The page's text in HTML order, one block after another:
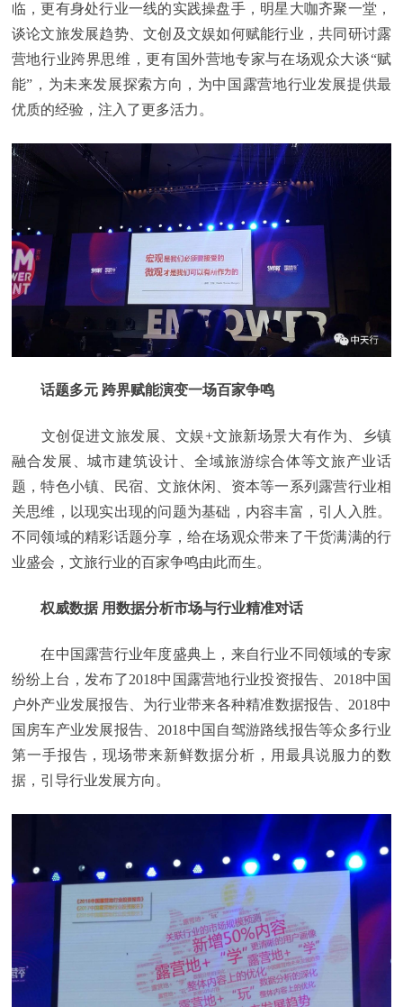
临，更有身处行业一线的实践操盘手，明星大咖齐聚一堂，
谈论文旅发展趋势、文创及文娱如何赋能行业，共同研讨露
营地行业跨界思维，更有国外营地专家与在场观众大谈“赋
能”，为未来发展探索方向，为中国露营地行业发展提供最
优质的经验，注入了更多活力。
话题多元 跨界赋能演变一场百家争鸣
文创促进文旅发展、文娱+文旅新场景大有作为、乡镇
融合发展、城市建筑设计、全域旅游综合体等文旅产业话
题，特色小镇、民宿、文旅休闲、资本等一系列露营行业相
关思维，以现实出现的问题为基础，内容丰富，引人入胜。
不同领域的精彩话题分享，给在场观众带来了干货满满的行
业盛会，文旅行业的百家争鸣由此而生。
权威数据 用数据分析市场与行业精准对话
在中国露营行业年度盛典上，来自行业不同领域的专家
纷纷上台，发布了2018中国露营地行业投资报告、2018中国
户外产业发展报告、为行业带来各种精准数据报告、2018中
国房车产业发展报告、2018中国自驾游路线报告等众多行业
第一手报告，现场带来新鲜数据分析，用最具说服力的数
据，引导行业发展方向。